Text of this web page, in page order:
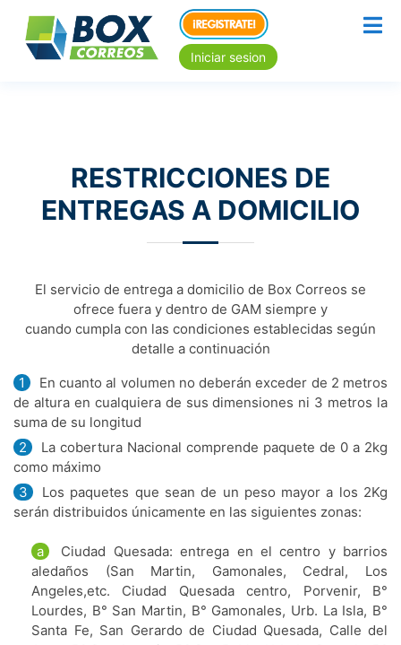
Iniciar sesion
RESTRICCIONES DE
ENTREGAS A DOMICILIO
El servicio de entrega a domicilio de Box Correos se
ofrece fuera y dentro de GAM siempre y
cuando cumpla con las condiciones establecidas según
detalle a continuación
1
En cuanto al volumen no deberán exceder de 2 metros
de altura en cualquiera de sus dimensiones ni 3 metros la
suma de su longitud
2
La cobertura Nacional comprende paquete de 0 a 2kg
como máximo
3
Los paquetes que sean de un peso mayor a los 2Kg
serán distribuidos únicamente en las siguientes zonas:
a
Ciudad Quesada: entrega en el centro y barrios
aledaños (San Martin, Gamonales, Cedral, Los
Angeles,etc. Ciudad Quesada centro, Porvenir, B°
Lourdes, B° San Martin, B° Gamonales, Urb. La Isla, B°
Santa Fe, San Gerardo de Ciudad Quesada, Calle del